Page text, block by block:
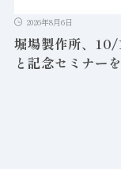
2026年8月6日
堀場製作所、
と記念セミナー